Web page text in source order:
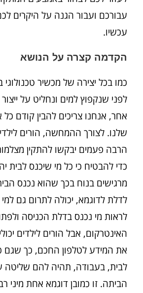
עבורכם ועבור הגנה על היקרים
עכשיו.
הקדמה קצרה על הנושא
כמו בכל יצירה של מכשיר טכנולוגי
לפני שנקפוץ למים ונחליט על
אחר, אנחנו צריכים להבין קודם
שלנו. לצורך ההמחשה, הורים
הרבה פעמים יבקשו להתקין
כדי להבטיח כי כל מי שיכנס לבית
מרגישים בנוח בכך שהוא נכנס
לדלת לדוגמא, יכולה לתרום גם
לראות מי נכנס בדלת הכניסה
האינטרקום, אבל הורים לילדים
את המידע לטלפון החכם, כך
לבית, בעבודה, תהיה להם שליטה
הביתה. זו כמובן דוגמא אחת מיני